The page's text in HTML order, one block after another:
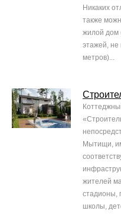
Никаких
также
жилой дом
этажей,
метров)...
Мытищи,
жителей
стадионы,
школы,